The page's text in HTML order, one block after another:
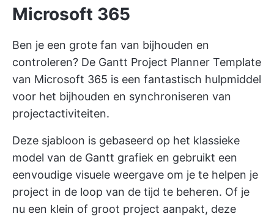
Microsoft 365
Ben je een grote fan van bijhouden en
controleren? De Gantt Project Planner Template
van Microsoft 365 is een fantastisch hulpmiddel
voor het bijhouden en synchroniseren van
projectactiviteiten.
Deze sjabloon is gebaseerd op het klassieke
model van de Gantt grafiek en gebruikt een
eenvoudige visuele weergave om je te helpen je
project in de loop van de tijd te beheren. Of je
nu een klein of groot project aanpakt, deze